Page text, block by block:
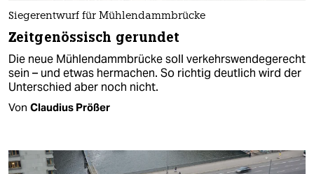
Siegerentwurf für Mühlendammbrücke
Zeitgenössisch gerundet
Die neue Mühlendammbrücke soll verkehrswendegerecht
sein – und etwas hermachen. So richtig deutlich wird der
Unterschied aber noch nicht.
Von Claudius Prößer